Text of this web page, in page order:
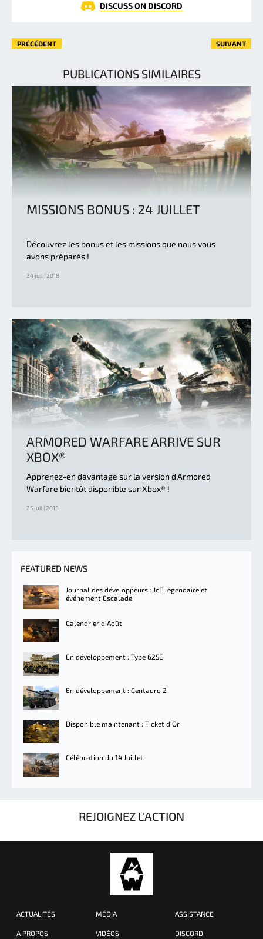
DISCUSS ON DISCORD
PRÉCÉDENT SUIVANT
PUBLICATIONS SIMILAIRES
MISSIONS BONUS : 24 JUILLET
Découvrez les bonus et les missions que nous vous
avons préparés !
24 juil | 2018
ARMORED WARFARE ARRIVE SUR
XBOX®
Apprenez-en davantage sur la version d'Armored
Warfare bientôt disponible sur Xbox® !
25 juil | 2018
FEATURED NEWS
Journal des développeurs : JcE légendaire et
événement Escalade
Calendrier d'Août
En développement : Type 625E
En développement : Centauro 2
Disponible maintenant : Ticket d'Or
Célébration du 14 Juillet
REJOIGNEZ L'ACTION
ACTUALITÉS
A PROPOS
MÉDIA
VIDÉOS
ASSISTANCE
DISCORD